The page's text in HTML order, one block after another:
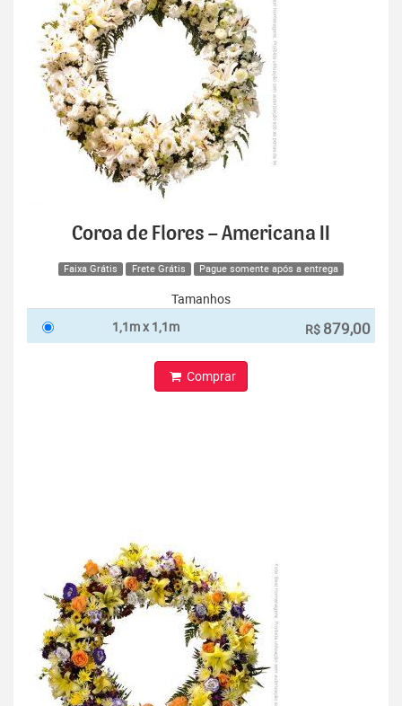
Coroa de Flores – Americana II
Faixa Grátis Frete Grátis Pague somente após a entrega
Tamanhos
1,1m x 1,1m
R$ 879,00
Comprar